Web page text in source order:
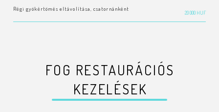
Régi gyökértömés eltávolítása, csatornánként
20 000 HUF
FOG RESTAURÁCIÓS
KEZELÉSEK